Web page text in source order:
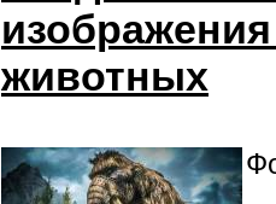
животных